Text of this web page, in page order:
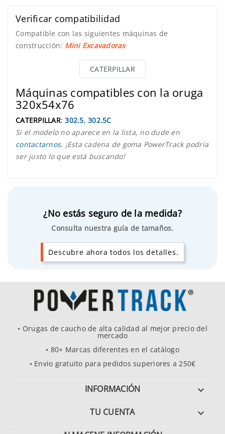
Verificar compatibilidad
Compatible con las siguientes máquinas de
construcción: Mini Excavadoras
CATERPILLAR
Máquinas compatibles con la oruga
320x54x76
CATERPILLAR:302.5, 302.5C
Si el modelo no aparece en la lista, no dude en
contactarnos. ¡Esta cadena de goma PowerTrack podría
ser justo lo que está buscando!
¿No estás seguro de la medida?
Consulta nuestra guía de tamaños.
Descubre ahora todos los detalles.
• Orugas de caucho de alta calidad al mejor precio del
mercado
• 80+ Marcas diferentes en el catàlogo
• Envio gratuito para pedidos superiores a 250€
INFORMACIÓN 
TU CUENTA 